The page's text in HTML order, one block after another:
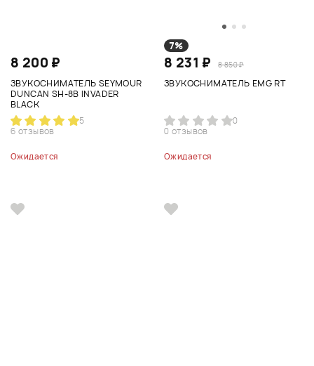
8 200 ₽
ЗВУКОСНИМАТЕЛЬ SEYMOUR
DUNCAN SH-8B INVADER
BLACK
5
6 отзывов
Ожидается
7%
8 231 ₽ 8 850 ₽
ЗВУКОСНИМАТЕЛЬ EMG RT
0
0 отзывов
Ожидается